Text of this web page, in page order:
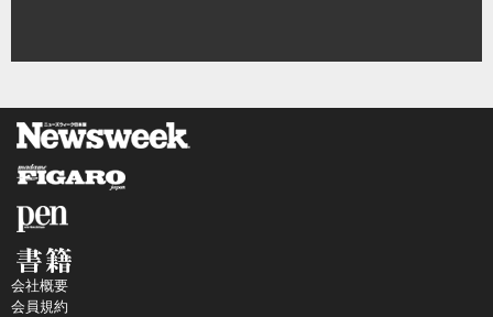
会社概要
会員規約